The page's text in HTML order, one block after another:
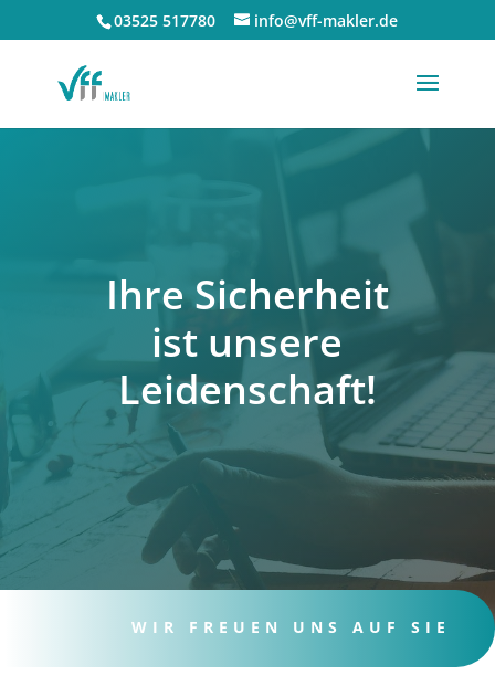
03525 517780 info@vff-makler.de
Ihre Sicher­heit
ist unse­re
Leidenschaft!
WIR FREU­EN UNS AUF SIE